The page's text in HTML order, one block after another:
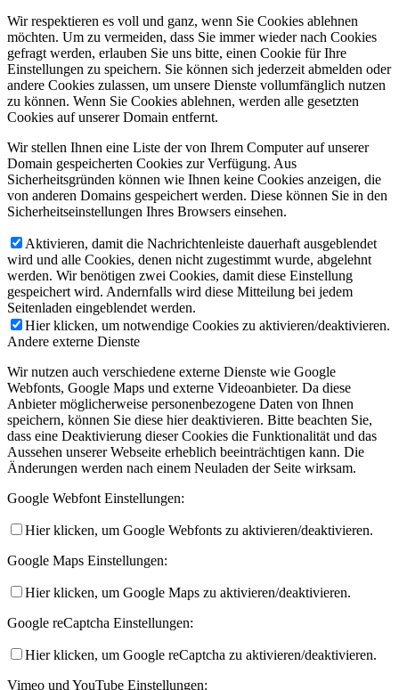
Wir respektieren es voll und ganz, wenn Sie Cookies ablehnen
möchten. Um zu vermeiden, dass Sie immer wieder nach Cookies
gefragt werden, erlauben Sie uns bitte, einen Cookie für Ihre
Einstellungen zu speichern. Sie können sich jederzeit abmelden oder
andere Cookies zulassen, um unsere Dienste vollumfänglich nutzen
zu können. Wenn Sie Cookies ablehnen, werden alle gesetzten
Cookies auf unserer Domain entfernt.
Wir stellen Ihnen eine Liste der von Ihrem Computer auf unserer
Domain gespeicherten Cookies zur Verfügung. Aus
Sicherheitsgründen können wie Ihnen keine Cookies anzeigen, die
von anderen Domains gespeichert werden. Diese können Sie in den
Sicherheitseinstellungen Ihres Browsers einsehen.
Aktivieren, damit die Nachrichtenleiste dauerhaft ausgeblendet
wird und alle Cookies, denen nicht zugestimmt wurde, abgelehnt
werden. Wir benötigen zwei Cookies, damit diese Einstellung
gespeichert wird. Andernfalls wird diese Mitteilung bei jedem
Seitenladen eingeblendet werden.
Hier klicken, um notwendige Cookies zu aktivieren/deaktivieren.
Andere externe Dienste
Wir nutzen auch verschiedene externe Dienste wie Google
Webfonts, Google Maps und externe Videoanbieter. Da diese
Anbieter möglicherweise personenbezogene Daten von Ihnen
speichern, können Sie diese hier deaktivieren. Bitte beachten Sie,
dass eine Deaktivierung dieser Cookies die Funktionalität und das
Aussehen unserer Webseite erheblich beeinträchtigen kann. Die
Änderungen werden nach einem Neuladen der Seite wirksam.
Google Webfont Einstellungen:
Hier klicken, um Google Webfonts zu aktivieren/deaktivieren.
Google Maps Einstellungen:
Hier klicken, um Google Maps zu aktivieren/deaktivieren.
Google reCaptcha Einstellungen:
Hier klicken, um Google reCaptcha zu aktivieren/deaktivieren.
Vimeo und YouTube Einstellungen: